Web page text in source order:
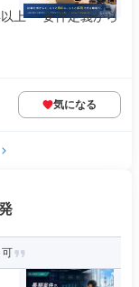
上 ・要件定義から
気になる